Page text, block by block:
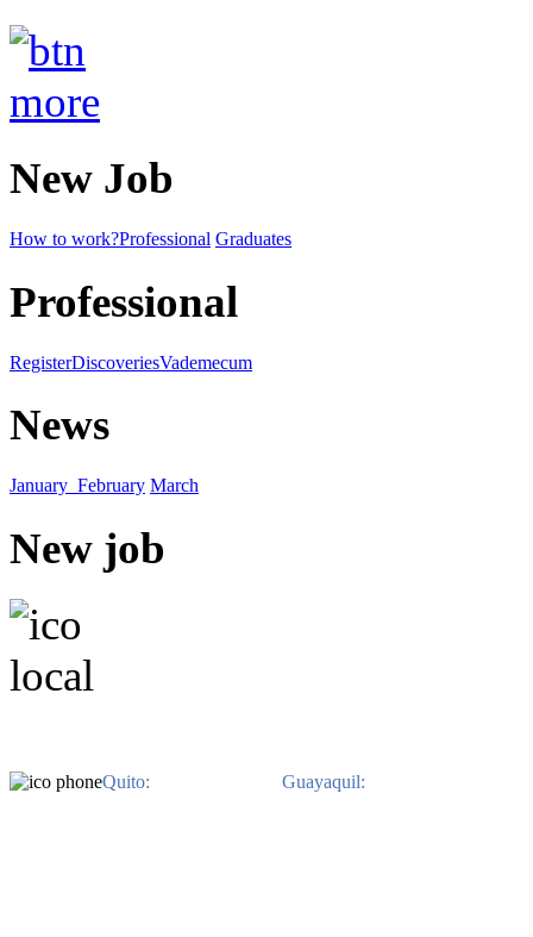
New Job
How to work?Professional Graduates
Professional
RegisterDiscoveriesVademecum
News
January February March
New job
Quito: Guayaquil: